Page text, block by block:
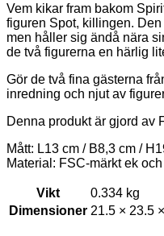
Vem kikar fram bakom
figuren Spot, killingen.
men håller sig ändå nära
de två figurerna en härlig
Gör de två fina gästerna
inredning och njut av
Denna produkt är gjord av
Mått: L13 cm / B8,3 cm /
Material: FSC-märkt ek
Vikt
0.334 kg
Dimensioner 21.5 × 23.5